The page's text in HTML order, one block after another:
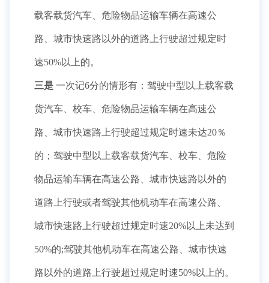
载客载货汽车、危险物品运输车辆在高速公
路、城市快速路以外的道路上行驶超过规定时
速50%以上的。
三是 一次记6分的情形有：驾驶中型以上载客载
货汽车、校车、危险物品运输车辆在高速公
路、城市快速路上行驶超过规定时速未达20％
的；驾驶中型以上载客载货汽车、校车、危险
物品运输车辆在高速公路、城市快速路以外的
道路上行驶或者驾驶其他机动车在高速公路、
城市快速路上行驶超过规定时速20%以上未达到
50%的;驾驶其他机动车在高速公路、城市快速
路以外的道路上行驶超过规定时速50%以上的。